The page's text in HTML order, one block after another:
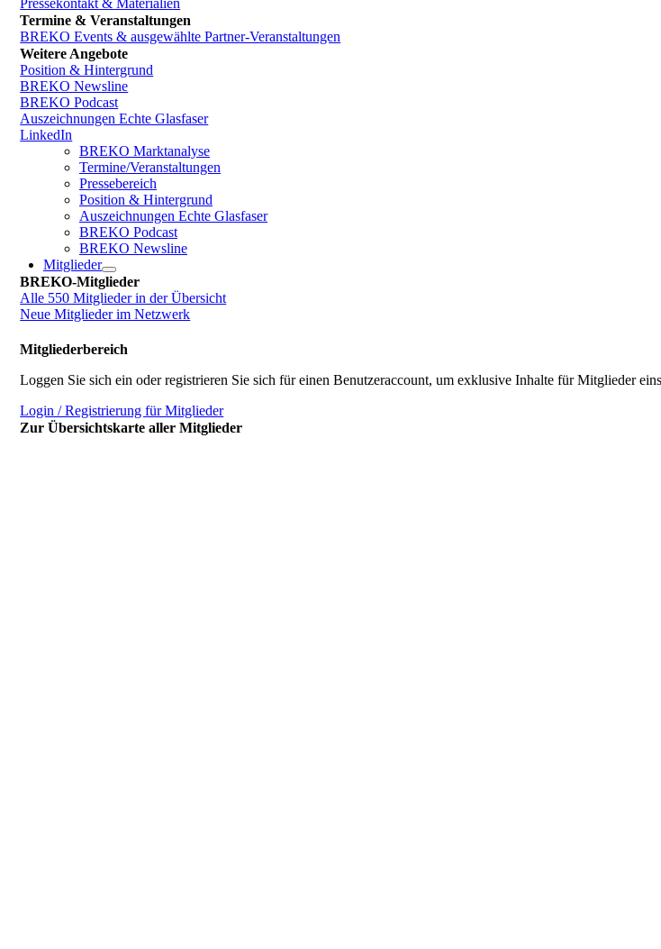
Pressekontakt & Materialien
Termine & Veranstaltungen
BREKO Events & ausgewählte Partner-Veranstaltungen
Weitere Angebote
Position & Hintergrund
BREKO Newsline
BREKO Podcast
Auszeichnungen Echte Glasfaser
LinkedIn
BREKO Marktanalyse
Termine/Veranstaltungen
Pressebereich
Position & Hintergrund
Auszeichnungen Echte Glasfaser
BREKO Podcast
BREKO Newsline
Mitglieder
BREKO-Mitglieder
Alle 550 Mitglieder in der Übersicht
Neue Mitglieder im Netzwerk
Mitgliederbereich
Loggen Sie sich ein oder registrieren Sie sich für einen Benutzeraccount, um exklusive Inhalte für Mitglieder
Login / Registrierung für Mitglieder
Zur Übersichtskarte aller Mitglieder